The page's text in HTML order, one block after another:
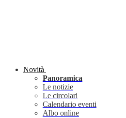
Novità
Panoramica
Le notizie
Le circolari
Calendario eventi
Albo online